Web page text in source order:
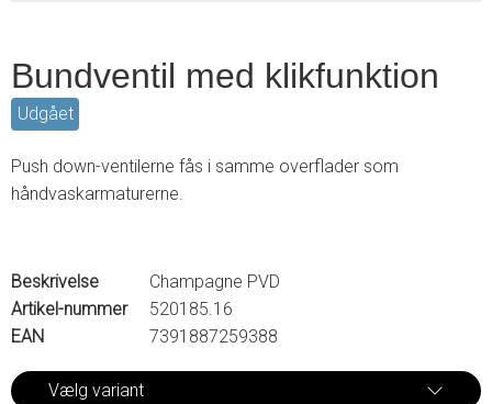
Bundventil med klikfunktion
Udgået
Push down-ventilerne fås i samme overflader som
håndvaskarmaturerne.
Beskrivelse
Champagne PVD
Artikel-nummer
520185.16
EAN
7391887259388
Vælg variant